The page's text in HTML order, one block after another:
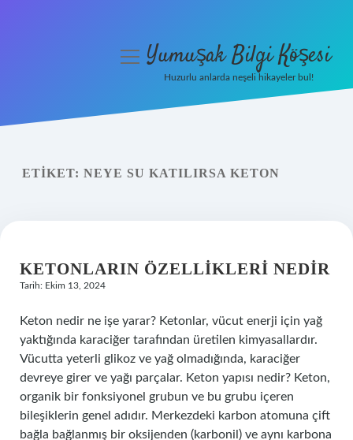
Yasal Uyarı
menüyüYumuşak Bilgi Köşesi
Huzurlu anlarda neşeli hikayeler bul!
ETIKET: NEYE SU KATILIRSA KETON
KETONLARIN ÖZELLIKLERI NEDIR
Tarih: Ekim 13, 2024
Keton nedir ne işe yarar? Ketonlar, vücut enerji için yağ
yaktığında karaciğer tarafından üretilen kimyasallardır.
Vücutta yeterli glikoz ve yağ olmadığında, karaciğer
devreye girer ve yağı parçalar. Keton yapısı nedir? Keton,
organik bir fonksiyonel grubun ve bu grubu içeren
bileşiklerin genel adıdır. Merkezdeki karbon atomuna çift
bağla bağlanmış bir oksijenden (karbonil) ve aynı karbona